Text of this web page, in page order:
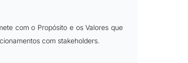
com o Propósito e os Valores que
com stakeholders.